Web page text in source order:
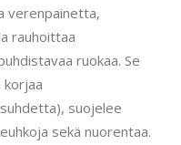
verenpainetta,
rauhoittaa
ruokaa. Se
korjaa
suojelee
sekä nuorentaa.